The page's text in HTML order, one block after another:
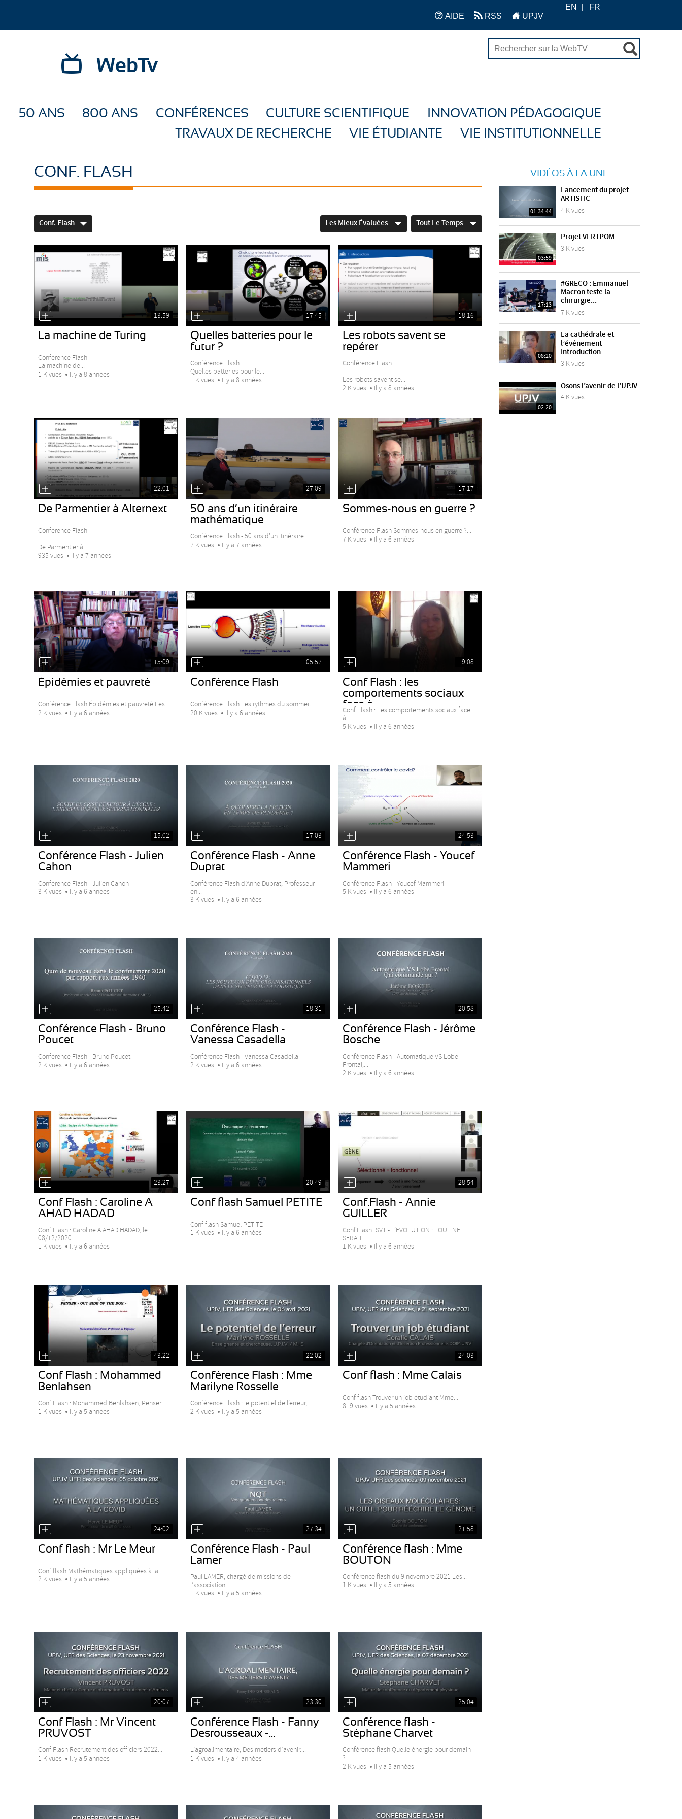
AIDE RSS UPJV
EN FR
WebTv
50 ANS 800 ANS CONFÉRENCES CULTURE SCIENTIFIQUE
INNOVATION PÉDAGOGIQUE
TRAVAUX DE RECHERCHE
VIE ÉTUDIANTE VIE INSTITUTIONNELLE
CONF. FLASH
Conf. Flash Les Mieux Évaluées Tout Le Temps
13:59
La machine de Turing
Conférence Flash
La machine de...
1 K vues
Il y a 8 années
17:45
Quelles batteries pour le
futur ?
Conférence Flash
Quelles batteries pour le...
1 K vues
Il y a 8 années
18:16
Les robots savent se
repérer
Conférence Flash
Les robots savent se...
2 K vues
Il y a 8 années
22:01
De Parmentier à Alternext
Conférence Flash
De Parmentier à...
935 vues
Il y a 7 années
27:09
50 ans d’un itinéraire
mathématique
Conférence Flash - 50 ans d’un itinéraire...
7 K vues
Il y a 7 années
17:17
Sommes-nous en guerre ?
Conférence Flash Sommes-nous en guerre ?...
7 K vues
Il y a 6 années
15:09
Épidémies et pauvreté
Conférence Flash Épidémies et pauvreté Les...
2 K vues
Il y a 6 années
05:57
Conférence Flash
Conférence Flash Les rythmes du sommeil...
20 K vues
Il y a 6 années
19:08
Conf Flash : les
comportements sociaux
face à...
Conf Flash : Les comportements sociaux face
à...
5 K vues
Il y a 6 années
15:02
Conférence Flash - Julien
Cahon
Conférence Flash - Julien Cahon
3 K vues
Il y a 6 années
17:03
Conférence Flash - Anne
Duprat
Conférence Flash d’Anne Duprat, Professeur
en...
3 K vues
Il y a 6 années
24:53
Conférence Flash - Youcef
Mammeri
Conférence Flash - Youcef Mammeri
5 K vues
Il y a 6 années
25:42
Conférence Flash - Bruno
Poucet
Conférence Flash - Bruno Poucet
2 K vues
Il y a 6 années
18:31
Conférence Flash -
Vanessa Casadella
Conférence Flash - Vanessa Casadella
2 K vues
Il y a 6 années
20:58
Conférence Flash - Jérôme
Bosche
Conférence Flash - Automatique VS Lobe
Frontal,...
2 K vues
Il y a 6 années
23:27
Conf Flash : Caroline A
AHAD HADAD
Conf Flash : Caroline A AHAD HADAD, le
08/12/2020
1 K vues
Il y a 6 années
20:49
Conf flash Samuel PETITE
Conf flash Samuel PETITE
1 K vues
Il y a 6 années
28:54
Conf.Flash - Annie
GUILLER
Conf.Flash_SVT - L’EVOLUTION : TOUT NE
SERAIT...
1 K vues
Il y a 6 années
43:22
Conf Flash : Mohammed
Benlahsen
Conf Flash : Mohammed Benlahsen, Penser...
1 K vues
Il y a 5 années
22:02
Conférence Flash : Mme
Marilyne Rosselle
Conférence Flash : le potentiel de l’erreur,...
2 K vues
Il y a 5 années
24:03
Conf flash : Mme Calais
Conf flash Trouver un job étudiant Mme...
819 vues
Il y a 5 années
24:02
Conf flash : Mr Le Meur
Conf flash Mathématiques appliquées à la...
2 K vues
Il y a 5 années
27:34
Conférence Flash - Paul
Lamer
Paul LAMER, chargé de missions de
l’association...
1 K vues
Il y a 5 années
21:58
Conférence flash : Mme
BOUTON
Conférence flash du 9 novembre 2021 Les...
1 K vues
Il y a 5 années
20:07
Conf Flash : Mr Vincent
PRUVOST
Conf Flash Recrutement des officiers 2022...
1 K vues
Il y a 5 années
23:30
Conférence Flash - Fanny
Desrousseaux -...
L’agroalimentaire, Des métiers d’avenir....
1 K vues
Il y a 4 années
25:04
Conférence flash -
Stéphane Charvet
Conférence flash Quelle énergie pour demain
?...
2 K vues
Il y a 5 années
VIDÉOS À LA UNE
01:34:44
Lancement du projet
ARTISTIC
4 K vues
03:59
Projet VERTPOM
3 K vues
17:13
#GRECO : Emmanuel
Macron teste la
chirurgie...
7 K vues
08:20
La cathédrale et
l’événement
Introduction
3 K vues
02:20
Osons l’avenir de l’UPJV
4 K vues